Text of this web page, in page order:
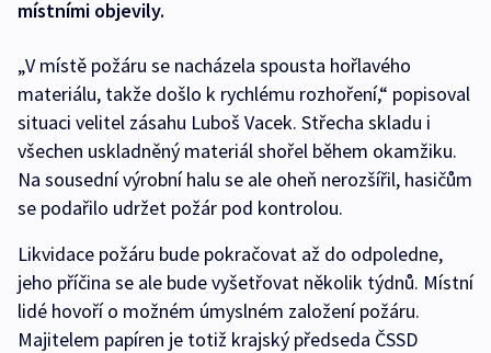
místními objevily.
„V místě požáru se nacházela spousta hořlavého
materiálu, takže došlo k rychlému rozhoření,“ popisoval
situaci velitel zásahu Luboš Vacek. Střecha skladu i
všechen uskladněný materiál shořel během okamžiku.
Na sousední výrobní halu se ale oheň nerozšířil, hasičům
se podařilo udržet požár pod kontrolou.
Likvidace požáru bude pokračovat až do odpoledne,
jeho příčina se ale bude vyšetřovat několik týdnů. Místní
lidé hovoří o možném úmyslném založení požáru.
Majitelem papíren je totiž krajský předseda ČSSD